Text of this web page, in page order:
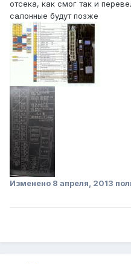
отсека, как смог так и
салонные будут позже
Изменено 8 апреля, 2013